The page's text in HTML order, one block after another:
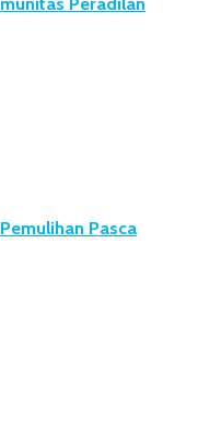
Pasca